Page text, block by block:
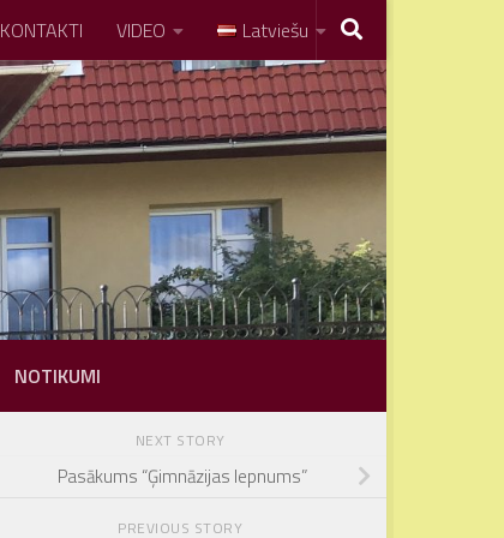
KONTAKTI VIDEO Latviešu
NOTIKUMI
NEXT STORY
Pasākums “Ģimnāzijas lepnums”
PREVIOUS STORY